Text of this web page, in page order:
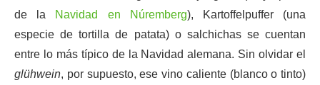
de la Navidad en Núremberg), Kartoffelpuffer (una
especie de tortilla de patata) o salchichas se cuentan
entre lo más típico de la Navidad alemana. Sin olvidar el
glühwein, por supuesto, ese vino caliente (blanco o tinto)